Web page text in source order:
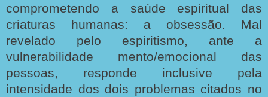
comprometendo a saúde espiritual das
criaturas humanas: a obsessão. Mal
revelado pelo espiritismo, ante a
vulnerabilidade mento/emocional das
pessoas, responde inclusive pela
intensidade dos dois problemas citados no